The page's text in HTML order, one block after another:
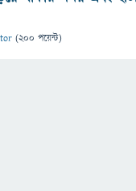
(200 পয়েন্ট)